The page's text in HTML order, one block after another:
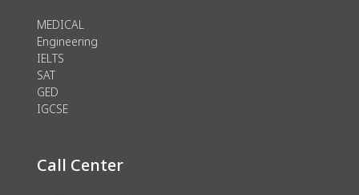
MEDICAL
Engineering
IELTS
SAT
GED
IGCSE
Call Center